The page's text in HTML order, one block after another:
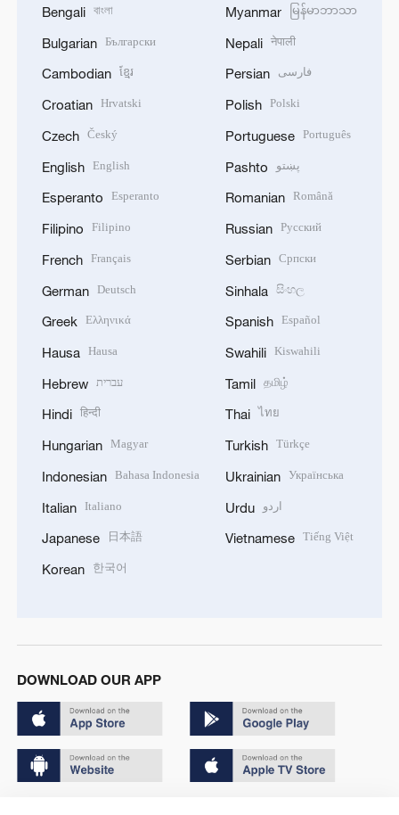
Bengali বাংলা
Bulgarian Български
Cambodian ខ្មែរ
Croatian Hrvatski
Czech Český
English English
Esperanto Esperanto
Filipino Filipino
French Français
German Deutsch
Greek Ελληνικά
Hausa Hausa
Hebrew עברית
Hindi हिन्दी
Hungarian Magyar
Indonesian Bahasa Indonesia
Italian Italiano
Japanese 日本語
Korean 한국어
Myanmar မြန်မာဘာသာ
Nepali नेपाली
Persian فارسی
Polish Polski
Portuguese Português
Pashto پښتو
Romanian Română
Russian Русский
Serbian Српски
Sinhala සිංහල
Spanish Español
Swahili Kiswahili
Tamil தமிழ்
Thai ไทย
Turkish Türkçe
Ukrainian Українська
Urdu اردو
Vietnamese Tiếng Việt
DOWNLOAD OUR APP